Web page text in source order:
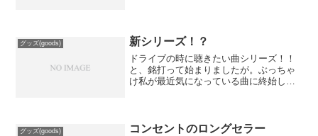
でどこかへお出掛けなら、ド...
グッズ(goods) 新シリーズ！？
ドライブの時に聴きたい曲シリーズ！！
と、銘打って始まりましたが。ぶっちゃ
け私が最近気になっている曲に終始しそ
けど、私の特性は余りこだ...
グッズ(goods) コンセントのロングセラー